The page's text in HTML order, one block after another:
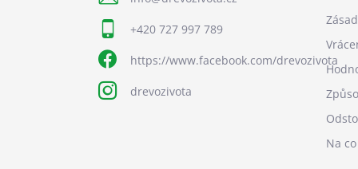
+420 727 997 789
https://www.facebook.com/drevozivota
drevozivota
Na